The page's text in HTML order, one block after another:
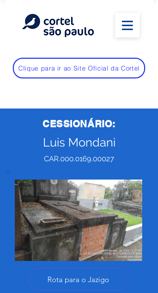
Clique para ir ao Site Oficial da Cortel
CESSIONÁRIO:
Luis Mondani
CAR.000.0169.00027
Rota para o Jazigo